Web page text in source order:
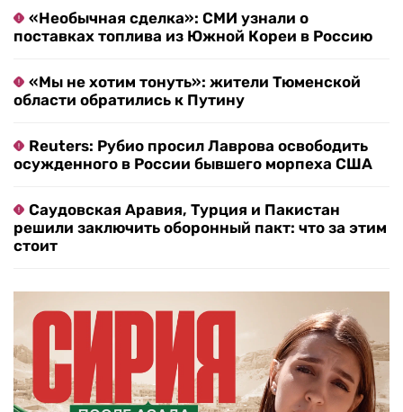
«Необычная сделка»: СМИ узнали о
поставках топлива из Южной Кореи в Россию
«Мы не хотим тонуть»: жители Тюменской
области обратились к Путину
Reuters: Рубио просил Лаврова освободить
осужденного в России бывшего морпеха США
Саудовская Аравия, Турция и Пакистан
решили заключить оборонный пакт: что за этим
стоит